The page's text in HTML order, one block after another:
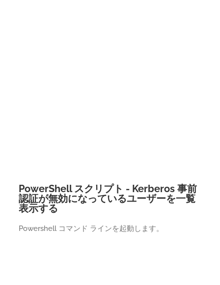
PowerShell スクリプト - Kerberos 事前
認証が無効になっているユーザーを一覧
表示する
Powershell コマンド ラインを起動します。